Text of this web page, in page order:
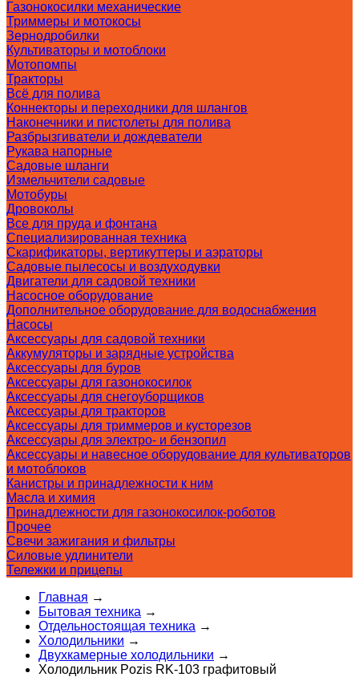
Газонокосилки механические
Триммеры и мотокосы
Зернодробилки
Культиваторы и мотоблоки
Мотопомпы
Тракторы
Всё для полива
Коннекторы и переходники для шлангов
Наконечники и пистолеты для полива
Разбрызгиватели и дождеватели
Рукава напорные
Садовые шланги
Измельчители садовые
Мотобуры
Дровоколы
Все для пруда и фонтана
Специализированная техника
Скарификаторы, вертикуттеры и аэраторы
Садовые пылесосы и воздуходувки
Двигатели для садовой техники
Насосное оборудование
Дополнительное оборудование для водоснабжения
Насосы
Аксессуары для садовой техники
Аккумуляторы и зарядные устройства
Аксессуары для буров
Аксессуары для газонокосилок
Аксессуары для снегоуборщиков
Аксессуары для тракторов
Аксессуары для триммеров и кусторезов
Аксессуары для электро- и бензопил
Аксессуары и навесное оборудование для культиваторов
и мотоблоков
Канистры и принадлежности к ним
Масла и химия
Принадлежности для газонокосилок-роботов
Прочее
Свечи зажигания и фильтры
Силовые удлинители
Тележки и прицепы
Главная →
Бытовая техника →
Отдельностоящая техника →
Холодильники →
Двухкамерные холодильники →
Холодильник Pozis RK-103 графитовый